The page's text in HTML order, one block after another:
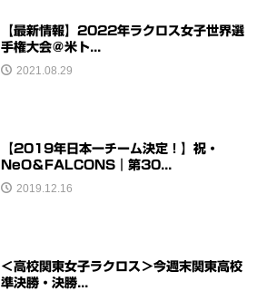
【最新情報】2022年ラクロス女子世界選
手権大会＠米ト...
2021.08.29
【2019年日本一チーム決定！】祝・
NeO＆FALCONS｜第30...
2019.12.16
＜高校関東女子ラクロス＞今週末関東高校
準決勝・決勝...